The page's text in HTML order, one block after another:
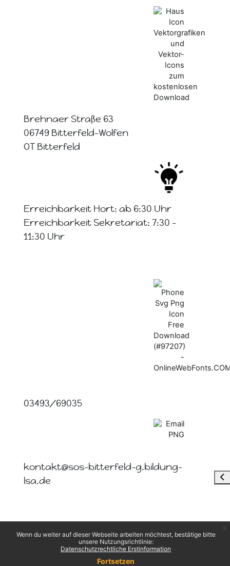
Wenn du weiter auf dieser Webseite arbeiten möchtest, bestätige bitte
unsere Nutzungsrichtlinie:
Datenschutzrechtliche Erstinformation
Fortsetzen
Brehnaer Straße 63
06749 Bitterfeld-Wolfen
OT Bitterfeld
Erreichbarkeit Hort: ab 6:30 Uhr
Erreichbarkeit Sekretariat: 7:30 -
11:30 Uhr
03493/69035
kontakt@sos-bitterfeld-g.bildung-
lsa.de